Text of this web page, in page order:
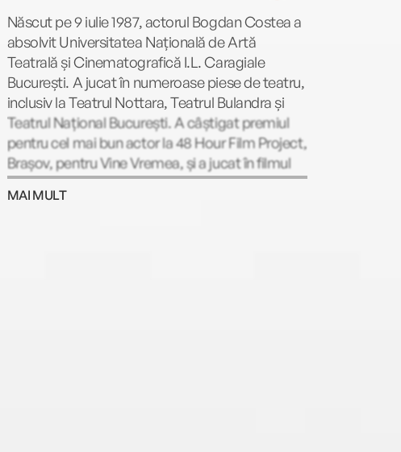
Născut pe 9 iulie 1987, actorul Bogdan Costea a
absolvit Universitatea Națională de Artă
Teatrală și Cinematografică I.L. Caragiale
București. A jucat în numeroase piese de teatru,
inclusiv la Teatrul Nottara, Teatrul Bulandra și
Teatrul Național București. A câștigat premiul
pentru cel mai bun actor la 48 Hour Film Project,
Brașov, pentru Vine Vremea, și a jucat în filmul
What God wants, God gets, God help us all în
regia lui Mihai Pârcălabu, film selectat la
MAI MULT